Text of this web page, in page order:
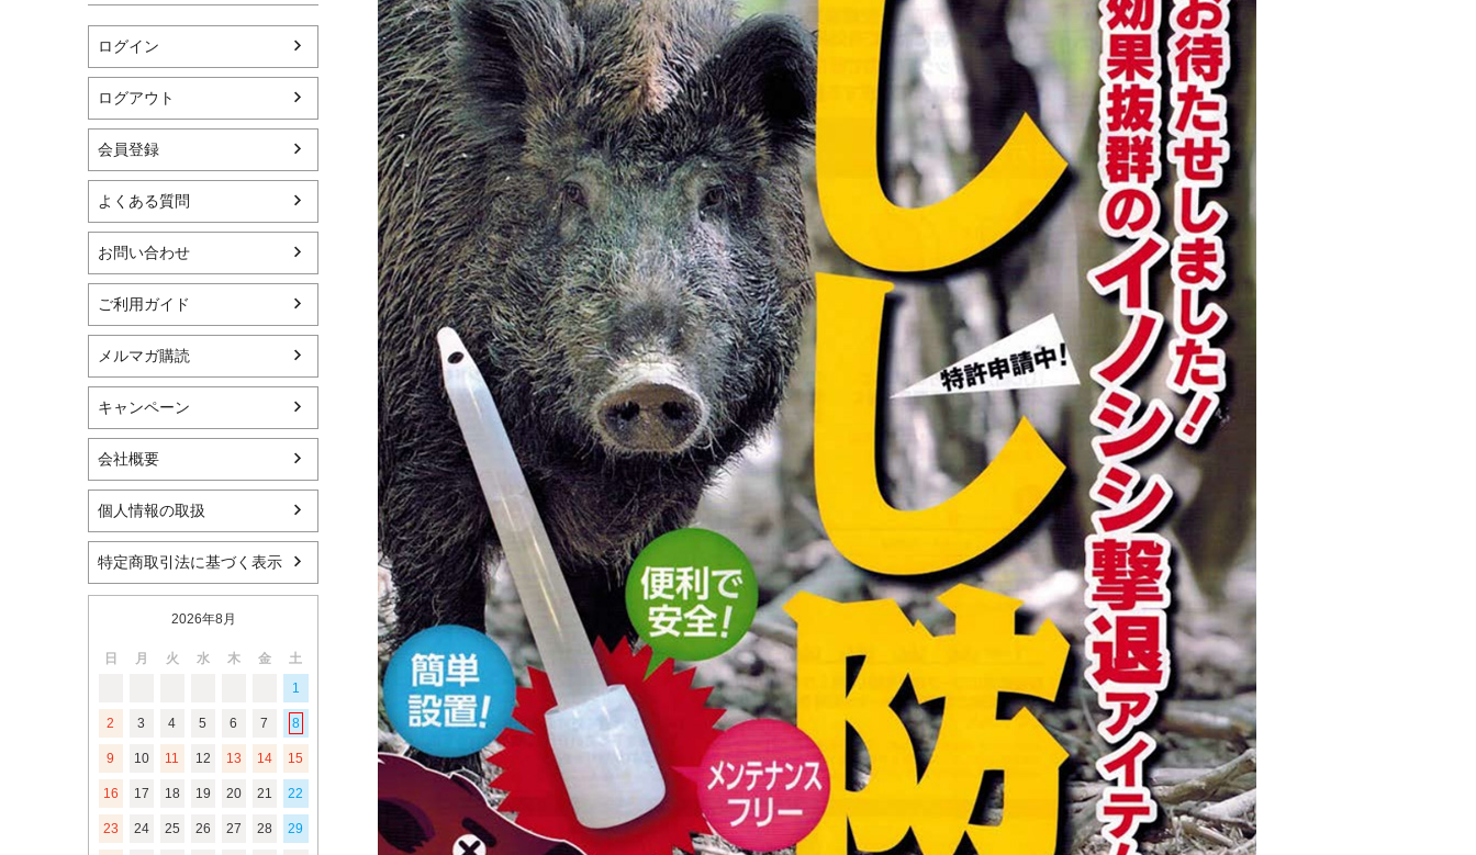
ログイン
ログアウト
会員登録
よくある質問
お問い合わせ
ご利用ガイド
メルマガ購読
キャンペーン
会社概要
個人情報の取扱
特定商取引法に基づく表示
2026年8月
日 月 火 水 木 金
土
1
2 3 4 5 6 7 8
9 10 11 12 13 14 15
16 17 18 19 20 21 22
23 24 25 26 27 28 29